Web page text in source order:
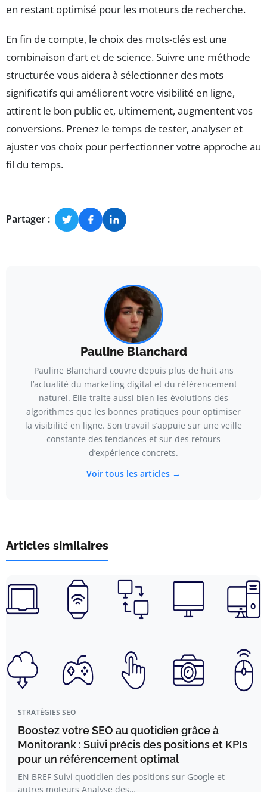
en restant optimisé pour les moteurs de recherche.
En fin de compte, le choix des mots-clés est une
combinaison d’art et de science. Suivre une méthode
structurée vous aidera à sélectionner des mots
significatifs qui améliorent votre visibilité en ligne,
attirent le bon public et, ultimement, augmentent vos
conversions. Prenez le temps de tester, analyser et
ajuster vos choix pour perfectionner votre approche au
fil du temps.
Partager :
Pauline Blanchard
Pauline Blanchard couvre depuis plus de huit ans
l’actualité du marketing digital et du référencement
naturel. Elle traite aussi bien les évolutions des
algorithmes que les bonnes pratiques pour optimiser
la visibilité en ligne. Son travail s’appuie sur une veille
constante des tendances et sur des retours
d’expérience concrets.
Voir tous les articles →
Articles similaires
STRATÉGIES SEO
Boostez votre SEO au quotidien grâce à
Monitorank : Suivi précis des positions et KPIs
pour un référencement optimal
EN BREF Suivi quotidien des positions sur Google et
autres moteurs Analyse des…